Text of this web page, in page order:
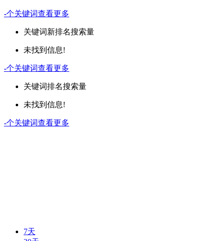
-个关键词查看更多
关键词新排名搜索量
未找到信息!
-个关键词查看更多
关键词排名搜索量
未找到信息!
-个关键词查看更多
7天